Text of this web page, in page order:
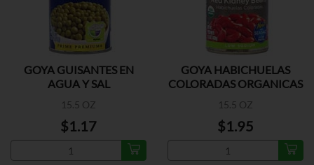
GOYA GUISANTES EN
AGUA Y SAL
15.5 OZ
$1.17
GOYA HABICHUELAS
COLORADAS ORGANICAS
15.5 OZ
$1.95